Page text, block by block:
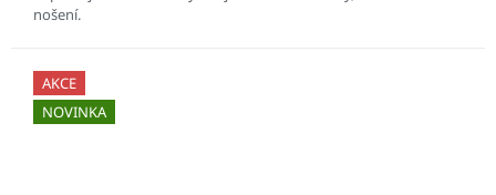
nošení.
AKCE
NOVINKA